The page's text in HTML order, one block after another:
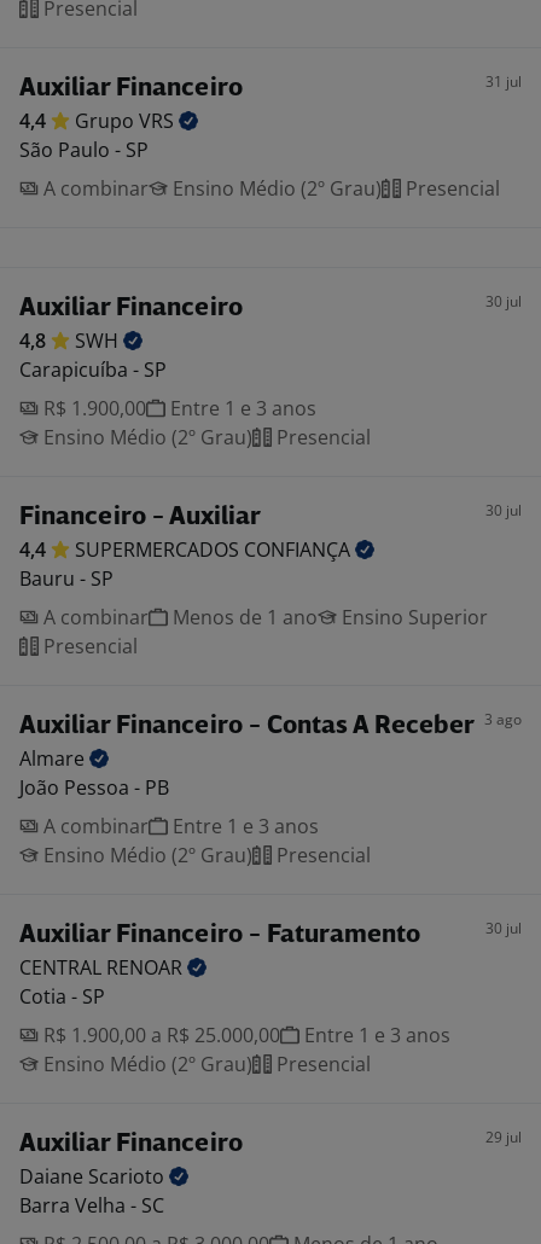
Presencial
Auxiliar Financeiro 31 jul
4,4 Grupo VRS
São Paulo - SP
A combinar
Ensino Médio (2º Grau) Presencial
Auxiliar Financeiro 30 jul
4,8
SWH
Carapicuíba - SP
R$ 1.900,00
Entre 1 e 3 anos
Ensino Médio (2º Grau)
Presencial
Financeiro - Auxiliar 30 jul
4,4 SUPERMERCADOS CONFIANÇA
Bauru - SP
A combinar
Menos de 1 ano
Ensino Superior
Presencial
Auxiliar Financeiro - Contas A Receber 3 ago
Almare
João Pessoa - PB
A combinar
Entre 1 e 3 anos
Ensino Médio (2º Grau)
Presencial
Auxiliar Financeiro - Faturamento 30 jul
CENTRAL RENOAR
Cotia - SP
R$ 1.900,00 a R$ 25.000,00
Entre 1 e 3 anos
Ensino Médio (2º Grau)
Presencial
Auxiliar Financeiro 29 jul
Daiane Scarioto
Barra Velha - SC